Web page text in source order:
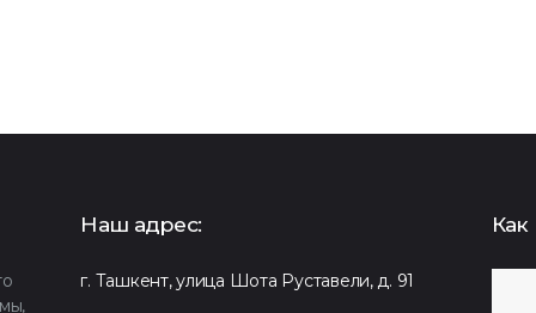
Наш адрес:
г. Ташкент, улица Шота Руставели, д. 91
Как